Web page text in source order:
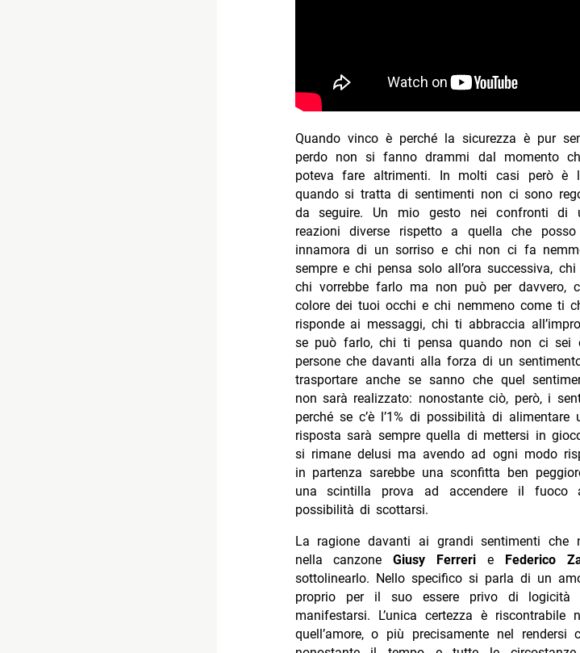
Quando vinco è perché la sicurezza è pur
perdo non si fanno drammi dal momento
poteva fare altrimenti. In molti casi però è
quando si tratta di sentimenti non ci sono
da seguire. Un mio gesto nei confronti di
reazioni diverse rispetto a quella che
innamora di un sorriso e chi non ci fa
sempre e chi pensa solo all’ora successiva,
chi vorrebbe farlo ma non può per davvero,
colore dei tuoi occhi e chi nemmeno come ti
risponde ai messaggi, chi ti abbraccia
se può farlo, chi ti pensa quando non ci sei
persone che davanti alla forza di un
trasportare anche se sanno che quel
non sarà realizzato: nonostante ciò, però, i
perché se c’è l’1% di possibilità di
risposta sarà sempre quella di mettersi in
si rimane delusi ma avendo ad ogni modo
in partenza sarebbe una sconfitta ben
una scintilla prova ad accendere il
possibilità di scottarsi.
La ragione davanti ai grandi sentimenti che
nella canzoneGiusy Ferreri e Federico
sottolinearlo. Nello specifico si parla di un
proprio per il suo essere privo di
manifestarsi. L’unica certezza è
quell’amore, o più precisamente nel